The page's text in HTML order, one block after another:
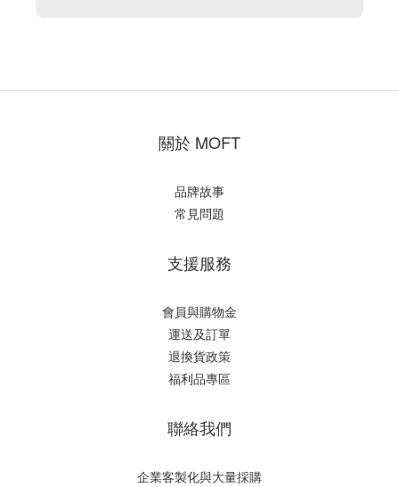
關於 MOFT
品牌故事
常見問題
支援服務
會員與購物金
運送及訂單
退換貨政策
福利品專區
聯絡我們
企業客製化與大量採購